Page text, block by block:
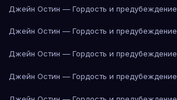
Джейн Остин — Гордость и предубеждение
Джейн Остин — Гордость и предубеждение
Джейн Остин — Гордость и предубеждение
Джейн Остин — Гордость и предубеждение